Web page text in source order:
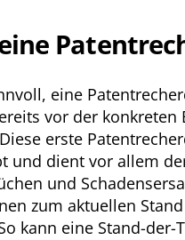
eine
vor der
erste
und dient vor allem
und
zum aktuellen
kann eine Stand-